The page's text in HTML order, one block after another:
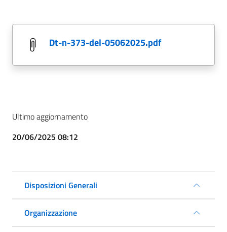
dt-n-373-del-05062025.pdf
Ultimo aggiornamento
20/06/2025 08:12
Disposizioni Generali
Organizzazione